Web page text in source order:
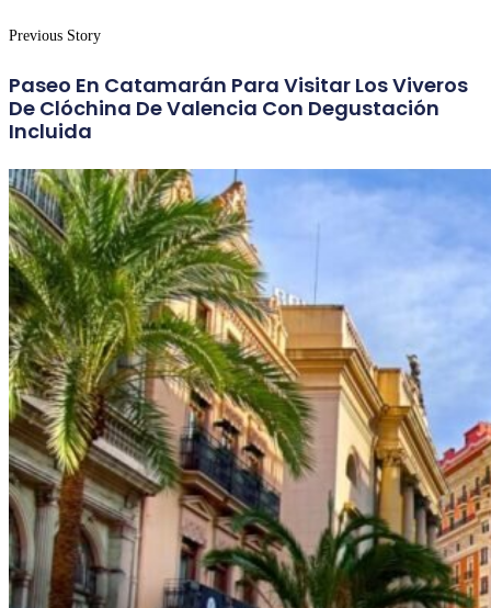
Previous Story
Paseo En Catamarán Para Visitar Los Viveros
De Clóchina De Valencia Con Degustación
Incluida